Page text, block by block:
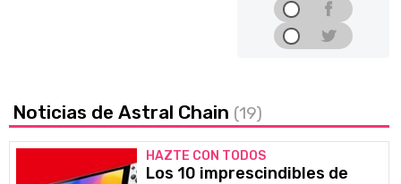
Noticias de Astral Chain (19)
HAZTE CON TODOS
Los 10 imprescindibles de